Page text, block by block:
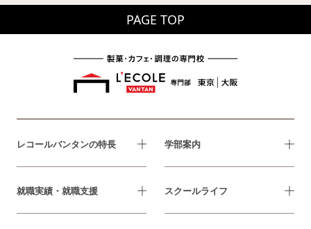
PAGE TOP
レコールバンタンの特長 学部案内
就職実績・就職支援 スクールライフ